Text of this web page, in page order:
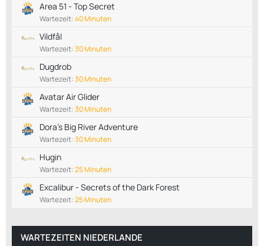
Area 51 - Top Secret
Wartezeit:40 Minuten
Vildfål
Wartezeit:30 Minuten
Dugdrob
Wartezeit:30 Minuten
Avatar Air Glider
Wartezeit:30 Minuten
Dora’s Big River Adventure
Wartezeit:30 Minuten
Hugin
Wartezeit:25 Minuten
Excalibur - Secrets of the Dark Forest
Wartezeit:25 Minuten
WARTEZEITEN NIEDERLANDE